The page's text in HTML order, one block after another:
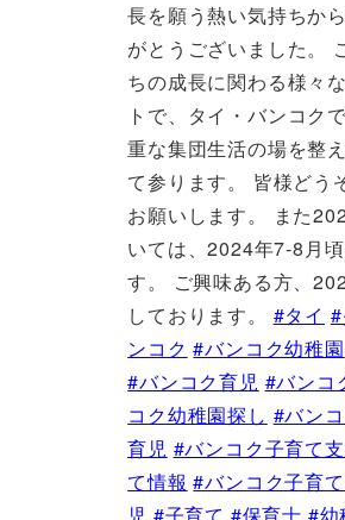
長を願う熱い気持ちか
がとうございました。
ちの成長に関わる様々
トで、タイ・バンコク
重な集団生活の場を整
て参ります。 皆様どう
お願いします。 また
いては、2024年7-8月
す。 ご興味ある方、
しております。 #タイ
ンコク #バンコク幼稚園
#バンコク育児 #バンコ
コク幼稚園探し #バン
育児 #バンコク子育て
て情報 #バンコク子育